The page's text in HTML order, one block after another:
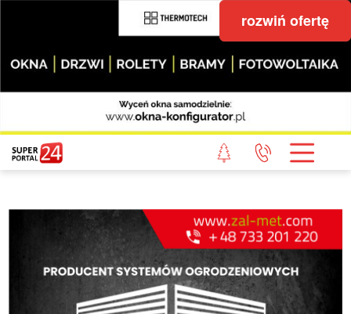
rozwiń ofertę
STRONA GŁÓWNA
POWIAT GRYFICKI
WIADOMOŚCI Z LASU
STUDIO SUPERPORTALU
KONTAKT
REDAKCJA